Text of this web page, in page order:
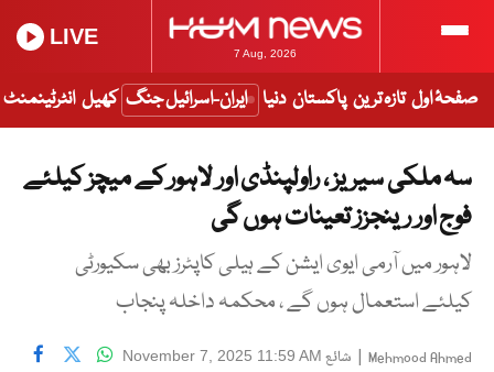
7 Aug, 2026
LIVE
صفحۂ اول تازہ ترین پاکستان دنیا ایران-اسرائیل جنگ کھیل انٹرٹینمنٹ
سہ ملکی سیریز ، راولپنڈی اور لاہور کے میچز کیلئے
فوج اور رینجزز تعینات ہوں گی
لاہور میں آرمی ایوی ایشن کے ہیلی کاپٹرز بھی سکیورٹی
کیلئے استعمال ہوں گے ، محکمہ داخلہ پنجاب
Mehmood Ahmed
| شائع November 7, 2025 11:59 AM